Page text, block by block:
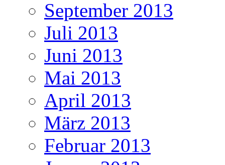
September 2013
Juli 2013
Juni 2013
Mai 2013
April 2013
März 2013
Februar 2013